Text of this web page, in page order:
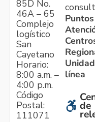
85D No.
46A – 65
Complejo
logístico
San
Cayetano
Horario:
8:00 a.m. –
4:00 p.m.
Código
Postal:
111071
línea
de